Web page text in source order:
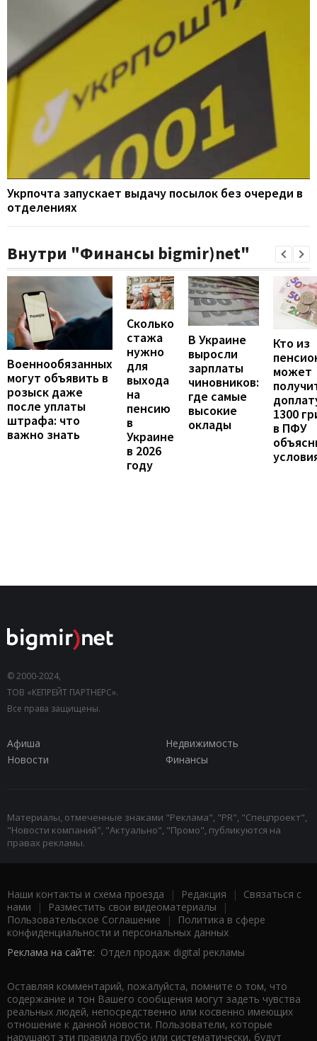
Укрпочта запускает выдачу посылок без очереди в
отделениях
Внутри "Финансы bigmir)net"
Военнообязанных
могут объявить в
розыск даже
после уплаты
штрафа: что
важно знать
Сколько
стажа
нужно
для
выхода
на
пенсию
в
Украине
в 2026
году
В Украине
выросли
зарплаты
чиновников:
где самые
высокие
оклады
Кто из
может
1300
в ПФУ
© 2000-2024,
ТОВ «КЕПРЕЙТ ПАРТНЕРС».
Все права защищены.
Афиша
Недвижимость
Новости
Финансы
Материалы, отмеченные знаками "Реклама", "PR", "Спецпроект",
"Новости компаний", "Актуально", "Промо", публикуются на
правах рекламы.
Наши контакты и схема проезда | Редакция | Связаться с
нами | Разместить свои видеоматериалы |
Пользовательское Соглашение |
Политика в сфере
конфиденциальности и персональных данных
Реклама на сайте: Отдел продаж digital рекламы
Оставляя комментарий, пожалуйста, помните о том, что
содержание и тон Вашего сообщения могут задеть чувства
реальных людей, непосредственно или косвенно имеющих
отношение к данной новости. Пользователи, которые
нарушают эти правила грубо или систематически, будут